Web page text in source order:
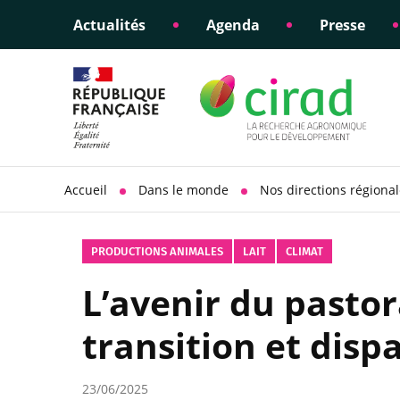
Actualités Agenda Presse
Éclairer les politiques
Appui à la
scientifique
Engagements éthiques
sociétale
Accueil Dans le monde Nos directions
PRODUCTIONS ANIMALES LAIT CLIMAT
L’avenir du
transition et
23/06/2025